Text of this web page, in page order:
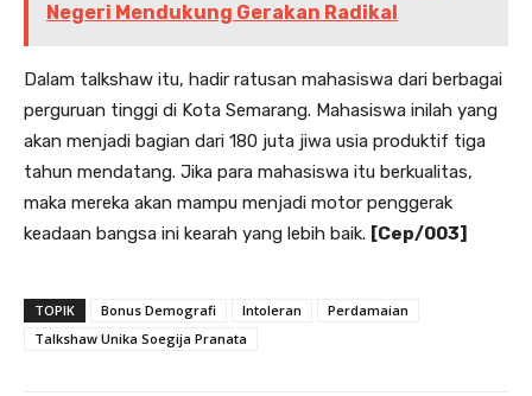
Negeri Mendukung Gerakan Radikal
Dalam talkshaw itu, hadir ratusan mahasiswa dari berbagai
perguruan tinggi di Kota Semarang. Mahasiswa inilah yang
akan menjadi bagian dari 180 juta jiwa usia produktif tiga
tahun mendatang. Jika para mahasiswa itu berkualitas,
maka mereka akan mampu menjadi motor penggerak
keadaan bangsa ini kearah yang lebih baik. [Cep/003]
TOPIK Bonus Demografi Intoleran
Perdamaian
Talkshaw Unika Soegija Pranata